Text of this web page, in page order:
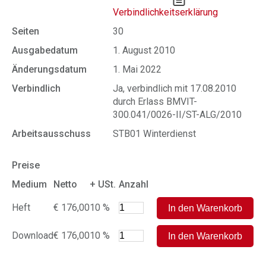
Verbindlichkeitserklärung
Seiten
30
Ausgabedatum
1. August 2010
Änderungsdatum
1. Mai 2022
Verbindlich
Ja, verbindlich mit 17.08.2010
durch Erlass BMVIT-
300.041/0026-II/ST-ALG/2010
Arbeitsausschuss
STB01 Winterdienst
Preise
Medium
Netto + USt. Anzahl
Heft € 176,0010 %
Download€ 176,0010 %